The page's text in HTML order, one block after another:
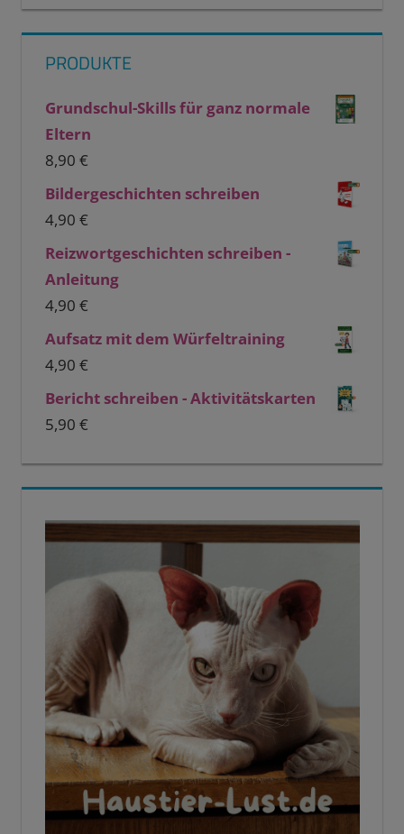
PRODUKTE
Grundschul-Skills für ganz normale
Eltern
8,90 €
Bildergeschichten schreiben
4,90 €
Reizwortgeschichten schreiben -
Anleitung
4,90 €
Aufsatz mit dem Würfeltraining
4,90 €
Bericht schreiben - Aktivitätskarten
5,90 €